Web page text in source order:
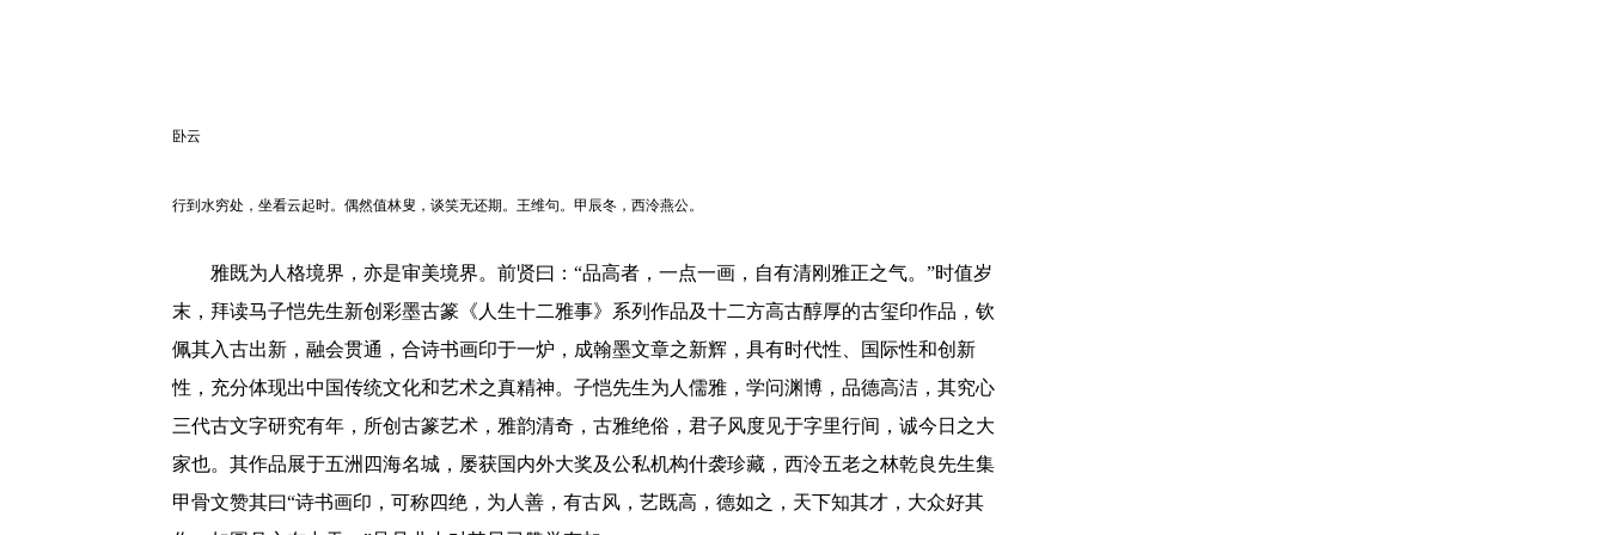
卧云
行到水穷处，坐看云起时。偶然值林叟，谈笑无还期。王维句。甲辰冬，西泠燕公。
雅既为人格境界，亦是审美境界。前贤曰：“品高者，一点一画，自有清刚雅正之气。”时值岁
末，拜读马子恺先生新创彩墨古篆《人生十二雅事》系列作品及十二方高古醇厚的古玺印作品，钦
佩其入古出新，融会贯通，合诗书画印于一炉，成翰墨文章之新辉，具有时代性、国际性和创新
性，充分体现出中国传统文化和艺术之真精神。子恺先生为人儒雅，学问渊博，品德高洁，其究心
三代古文字研究有年，所创古篆艺术，雅韵清奇，古雅绝俗，君子风度见于字里行间，诚今日之大
家也。其作品展于五洲四海名城，屡获国内外大奖及公私机构什袭珍藏，西泠五老之林乾良先生集
甲骨文赞其曰“诗书画印，可称四绝，为人善，有古风，艺既高，德如之，天下知其才，大众好其